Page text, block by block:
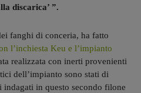
discarica’ ”.
fanghi di conceria, ha fatto
l’inchiesta Keu e l’impianto
realizzata con inerti provenienti
dell’impianto sono stati di
in questo secondo filone